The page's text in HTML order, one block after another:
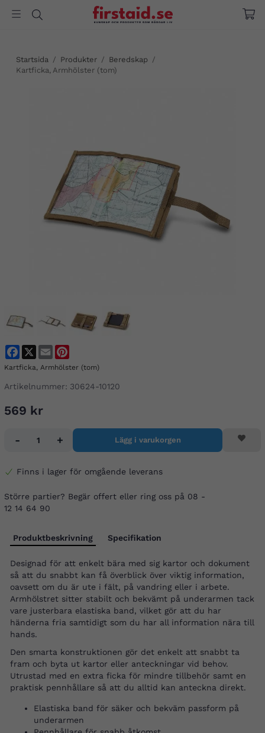
Startsida / Produkter / Beredskap /
Kartficka, Armhölster (tom)
FacebookEmail
Kartficka, Armhölster (tom)
Artikelnummer: 30624-10120
569 kr
- + Lägg i varukorgen
Finns i lager för omgående leverans
Större partier? Begär offert eller ring oss på 08 -
12 14 64 90
Produktbeskrivning Specifikation
Designad för att enkelt bära med sig kartor och dokument
så att du snabbt kan få överblick över viktig information,
oavsett om du är ute i fält, på vandring eller i arbete.
Armhölstret sitter stabilt och bekvämt på underarmen tack
vare justerbara elastiska band, vilket gör att du har
händerna fria samtidigt som du har all information nära till
hands.
Den smarta konstruktionen gör det enkelt att snabbt ta
fram och byta ut kartor eller anteckningar vid behov.
Utrustad med en extra ficka för mindre tillbehör samt en
praktisk pennhållare så att du alltid kan anteckna direkt.
Elastiska band för säker och bekväm passform på
underarmen